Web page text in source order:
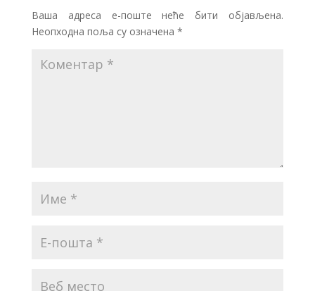
Ваша адреса е-поште неће бити објављена.
Неопходна поља су означена *